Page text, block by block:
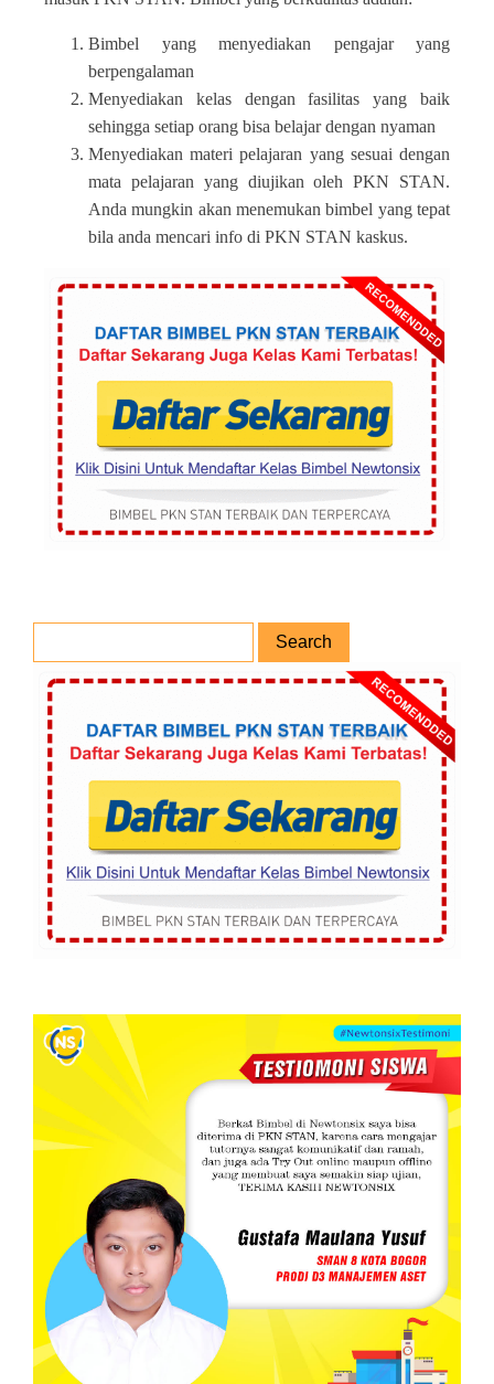
Bimbel yang menyediakan pengajar yang
berpengalaman
Menyediakan kelas dengan fasilitas yang baik
sehingga setiap orang bisa belajar dengan nyaman
Menyediakan materi pelajaran yang sesuai dengan
mata pelajaran yang diujikan oleh PKN STAN.
Anda mungkin akan menemukan bimbel yang tepat
bila anda mencari info di PKN STAN kaskus.